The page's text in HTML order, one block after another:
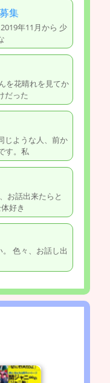
集
年11月から 少
を花晴れを見てか
だった
じような人、前か
す。私
お話出来たらと
好き
色々、お話し出